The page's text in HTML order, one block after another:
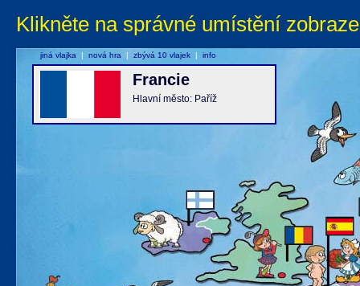
Klikněte na správné umístění
Francie
Hlavní město: Paříž
jiná vlajka | nová hra | zbývá 10 vlajek | info